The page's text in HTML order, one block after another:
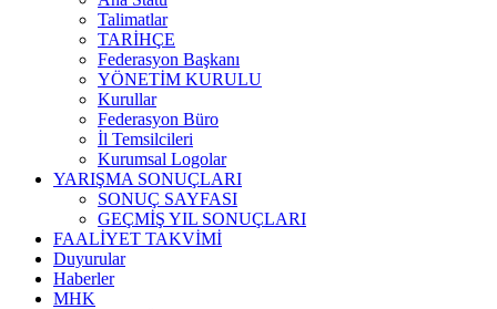
Talimatlar
TARİHÇE
Federasyon Başkanı
YÖNETİM KURULU
Kurullar
Federasyon Büro
İl Temsilcileri
Kurumsal Logolar
YARIŞMA SONUÇLARI
SONUÇ SAYFASI
GEÇMİŞ YIL SONUÇLARI
FAALİYET TAKVİMİ
Duyurular
Haberler
MHK